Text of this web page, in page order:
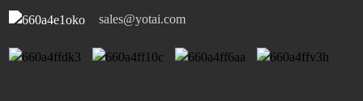
sales@yotai.com